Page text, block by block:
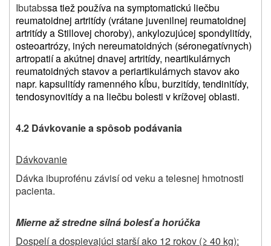
Ibutabssa tiež používa na symptomatickú liečbu
reumatoidnej artritídy (vrátane juvenilnej reumatoidnej
artritídy a Stillovej choroby), ankylozujúcej spondylitídy,
osteoartrózy, iných nereumatoidných (séronegatívnych)
artropatií a akútnej dnavej artritídy, neartikulárnych
reumatoidných stavov a periartikulárnych stavov ako
napr. kapsulitídy ramenného kĺbu, burzitídy, tendinitídy,
tendosynovitídy a na liečbu bolesti v krížovej oblasti.
4.2 Dávkovanie a spôsob podávania
Dávkovanie
Dávka ibuprofénu závisí od veku a telesnej hmotnosti
pacienta.
Mierne až stredne silná bolesť a horúčka
Dospelí a dospievajúci starší ako 12 rokov (≥ 40 kg):